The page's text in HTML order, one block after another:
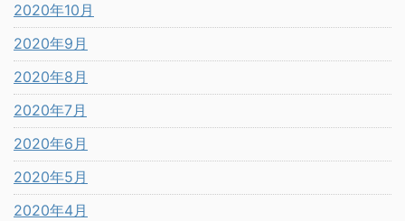
2020年10月
2020年9月
2020年8月
2020年7月
2020年6月
2020年5月
2020年4月